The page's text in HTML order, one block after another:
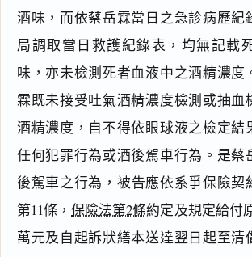
酒味，而依蔡岳霖當日之急診病歷紀
局調取當日救護紀錄表，均無記載
味，亦未檢測死者血液中之酒精濃度
霖既未接受吐氣酒精濃度檢測或抽血
酒精濃度，自不得依眼球液之檢定結
任何犯罪行為或酒後駕車行為。是蔡
後駕車之行為，被告應依系爭保險契
第11條，保險法第2條約定及規定給付
萬元及自起訴狀繕本送達翌日起至清